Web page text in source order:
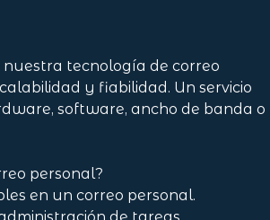
tecnología de correo
y fiabilidad. Un servicio
software, ancho de banda o
personal?
en un correo personal.